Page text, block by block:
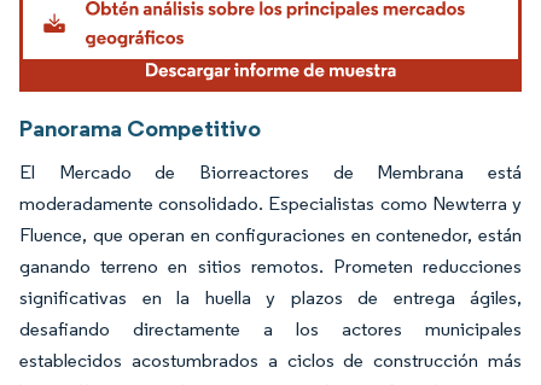
Panorama Competitivo
El Mercado de Biorreactores de Membrana está
moderadamente consolidado. Especialistas como Newterra y
Fluence, que operan en configuraciones en contenedor, están
ganando terreno en sitios remotos. Prometen reducciones
significativas en la huella y plazos de entrega ágiles,
desafiando directamente a los actores municipales
establecidos acostumbrados a ciclos de construcción más